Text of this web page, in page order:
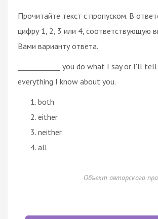
Прочитайте текст с пропуском. В
цифру 1, 2, 3 или 4, соответствующую
Вами варианту ответа.
____________ you do what I say or I'll
everything I know about you.
both
either
neither
all
Объект авторского